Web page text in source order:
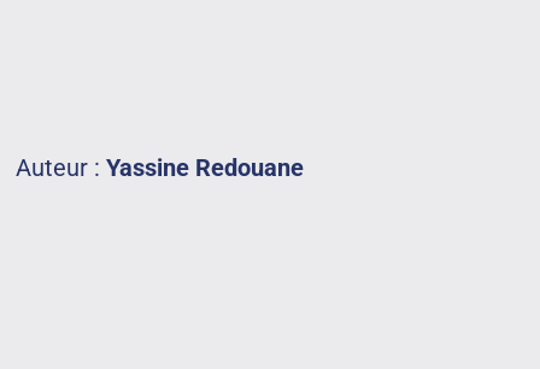
Auteur :Yassine Redouane